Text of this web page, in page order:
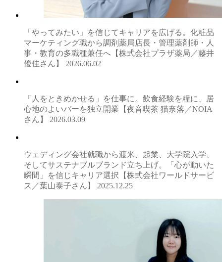
「やってみたい」を信じてキャリアを広げる。化粧品
マーケティング職から調剤薬局店長・管理薬剤師・人
事・教育の多職種兼任へ【株式会社プラザ薬局／藤井
優佳さん】 2026.06.02
「人をときめかせる」を仕事に。飲食経験を糧に、居
心地のよいバーを独立開業【夜音喫茶 猫奈落／NOIA
さん】 2026.03.09
ウェディング会社就職から渡米、起業、大学院入学、
そしてサステナブルブランド立ち上げ。「心が動いた
瞬間」を信じキャリア選択【株式会社ワールドサービ
ス／葉山泰子さん】 2025.12.25